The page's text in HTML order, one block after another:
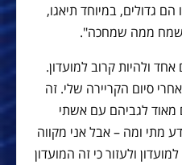
גדולים, במיוחד תיאגו,
שמח ממה שמחכה".
אחד ולהיות קרוב למועדון.
סיום הקריירה שלי. זה
מאוד לגביהם עם אשתי
מתי ומה – אבל אני מקווה
ולעזור כי זה המועדון